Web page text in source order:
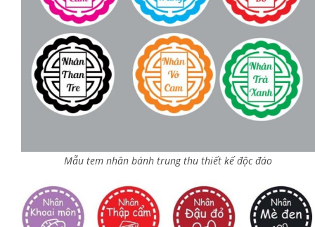
Mẫu tem nhân bánh trung thu thiết kế độc đáo